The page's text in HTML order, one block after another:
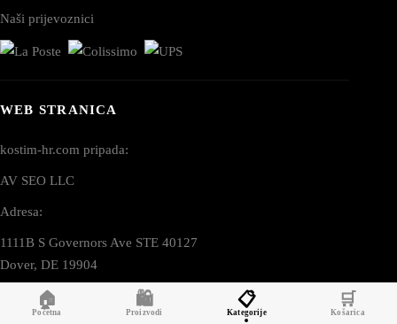
Naši prijevoznici
WEB STRANICA
kostim-hr.com pripada:
AV SEO LLC
Adresa:
1111B S Governors Ave STE 40127
Dover, DE 19904
USA
🏠
Početna
🛍️
Proizvodi
📋
Kategorije
🛒
Košarica